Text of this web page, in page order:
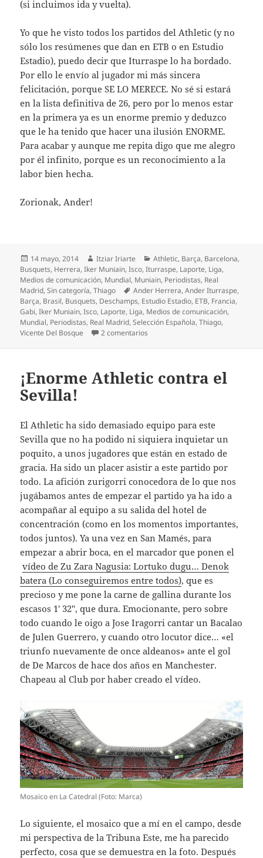
(si incluimos ida y vuelta).
Yo que he visto todos los partidos del Athletic (y no
sólo los resúmenes que dan en ETB o en Estudio
Estadio), puedo decir que Iturraspe lo ha bordado.
Por ello le envío al jugador mi más sincera
felicitación, porque SE LO MERECE. No sé si estará
en la lista definitiva de 26, pero por lo menos estar
en la primera ya es un enorme premio y deduzco
que le ha tenido que hacer una ilusión ENORME.
Para acabar y aunque me repita digo que me alegro
por él infinito, porque es un reconocimiento a la
labor bien hecha.
Zorionak, Ander!
Publicado
el
14 mayo, 2014 Autor
Itziar Iriarte Categorías
Athletic, Barça, Barcelona,
Busquets, Herrera,Iker Muniain,Isco,Iturraspe, Laporte, Liga,
Medios de comunicación, Mundial, Muniain, Periodistas, Real
Madrid,Sin categoría,Thiago Etiquetas
Ander Herrera,Ander Iturraspe,
Barça, Brasil, Busquets, Deschamps, Estudio Estadio, ETB, Francia,
Gabi,Iker Muniain,Isco, Laporte, Liga, Medios de comunicación,
Mundial, Periodistas, Real Madrid,Selección Española,Thiago,
Vicente Del Bosque
2 comentarios
¡Enorme Athletic contra el
Sevilla!
El Athletic ha sido demasiado equipo para este
Sevilla que no ha podido ni siquiera inquietar un
poquito, a unos jugadores que están en estado de
gracia. Ha sido un placer asistir a este partido por
todo. La afición zurigorri conocedora de lo que nos
jugábamos antes de empezar el partido ya ha ido a
acompañar al equipo a su salida del hotel de
concentración (como en los momentos importantes,
todos juntos). Ya una vez en San Mamés, para
empezar a abrir boca, en el marcador que ponen el
vídeo de Zu Zara Nagusia: Lortuko dugu… Denok
batera (Lo conseguiremos entre todos), que es
precioso y me pone la carne de gallina durante los
escasos 1′ 32″, que dura. Emocionante, pero sobre
todo cuando le oigo a Jose Iragorri cantar un Bacalao
de Julen Guerrero, y cuando otro locutor dice… «el
triunfo nuevamente de once aldeanos» ante el gol
de De Marcos de hace dos años en Manchester.
Chapeau al Club por haber creado el vídeo.
Mosaico en La Catedral (Foto: Marca)
Lo siguiente, el mosaico que a mí en el campo, desde
mi perspectiva de la Tribuna Este, me ha parecido
perfecto, cosa que se demuestra en la foto. Después